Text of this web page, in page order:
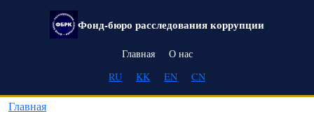
Перейти к основному содержанию
Фонд-бюро расследования коррупции
Main navigation
Главная
О нас
RU
KK EN CN
Главная